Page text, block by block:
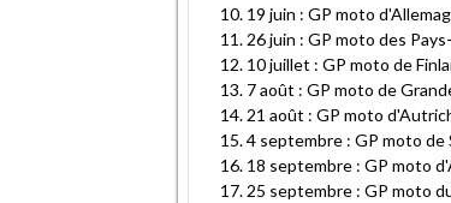
19 juin : GP moto
26 juin : GP moto des
10 juillet : GP moto de
7 août : GP moto de
21 août : GP moto
4 septembre : GP moto de
18 septembre : GP moto
25 septembre : GP moto